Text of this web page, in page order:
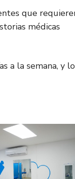
que
médicas
a la semana, y